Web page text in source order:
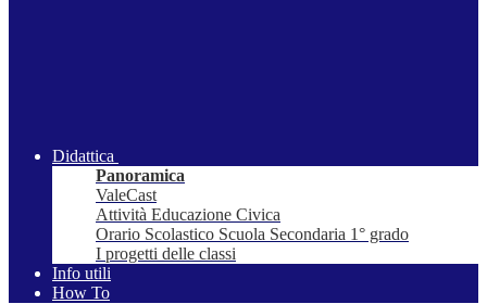
Didattica
Panoramica
ValeCast
Attività Educazione Civica
Orario Scolastico Scuola Secondaria 1° grado
I progetti delle classi
Info utili
How To